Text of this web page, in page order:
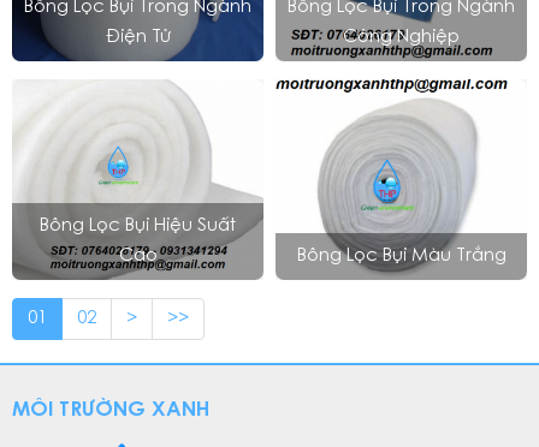
Bông Lọc Bụi Trong Ngành
Điện Tử
Bông Lọc Bụi Trong Ngành
Công Nghiệp
Bông Lọc Bụi Hiệu Suất
Cao
Bông Lọc Bụi Màu Trắng
01 02 > >>
MÔI TRƯỜNG XANH